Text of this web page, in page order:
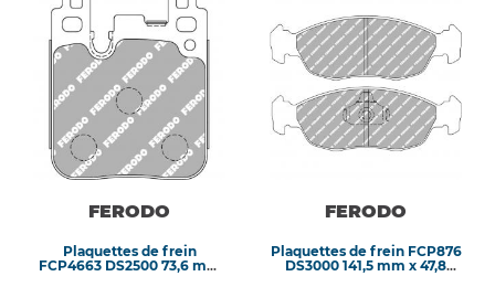
FERODO
Plaquettes de frein
FCP4663 DS2500 73,6 mm
FERODO
Plaquettes de frein FCP876
DS3000 141,5 mm x 47,8